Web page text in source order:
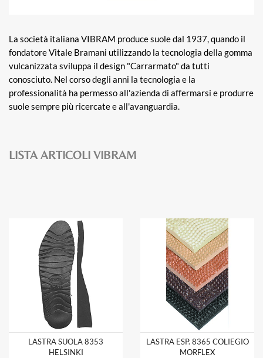
La società italiana VIBRAM produce suole dal 1937, quando il
fondatore Vitale Bramani utilizzando la tecnologia della gomma
vulcanizzata sviluppa il design "Carrarmato" da tutti
conosciuto. Nel corso degli anni la tecnologia e la
professionalità ha permesso all'azienda di affermarsi e produrre
suole sempre più ricercate e all'avanguardia.
LISTA ARTICOLI VIBRAM
LASTRA SUOLA 8353
HELSINKI
LASTRA ESP. 8365 COLIEGIO
MORFLEX